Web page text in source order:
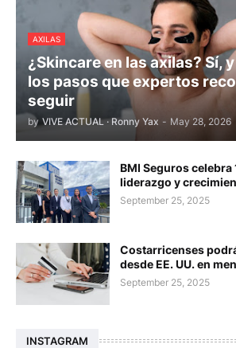
AXILAS
¿Skincare en las axilas? Sí,
los pasos que expertos
seguir
by VIVE ACTUAL · Ronny Yax - May 28, 2026
BMI Seguros celebra
liderazgo y
September 25, 2025
Costarricenses
desde EE. UU. en
September 25, 2025
INSTAGRAM